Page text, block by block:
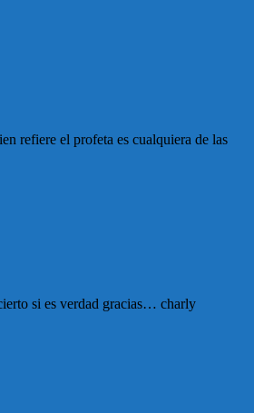
refiere el profeta es cualquiera de las
si es verdad gracias… charly